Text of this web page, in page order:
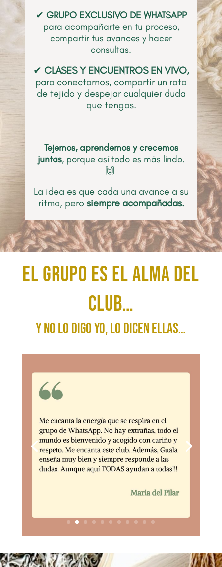
✔ GRUPOEXCLUSIVO DE WHATSAPP
para acompañarte en tu proceso,
compartir tus avances y hacer
consultas.
✔ CLASES Y ENCUENTROS EN VIVO,
para conectarnos, compartir un rato
de tejido y despejar cualquier duda
que tengas.
Tejemos, aprendemos y crecemos
juntas, porque así todo es más lindo.
🙌
La idea es que cada una avance a su
ritmo, pero siempre acompañadas.
El grupo es el alma del
Club…
y no lo digo yo, lo dicen ellas…